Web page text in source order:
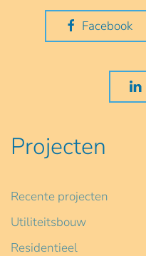
Facebook
Projecten
Recente projecten
Utiliteitsbouw
Residentieel